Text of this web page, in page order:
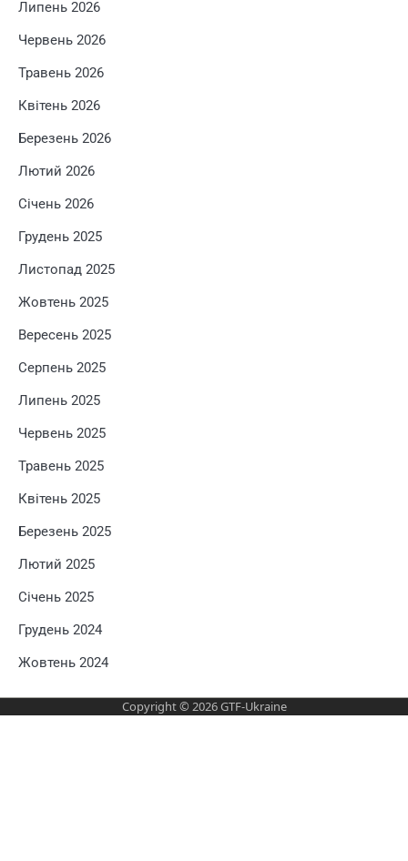
Липень 2026
Червень 2026
Травень 2026
Квітень 2026
Березень 2026
Лютий 2026
Січень 2026
Грудень 2025
Листопад 2025
Жовтень 2025
Вересень 2025
Серпень 2025
Липень 2025
Червень 2025
Травень 2025
Квітень 2025
Березень 2025
Лютий 2025
Січень 2025
Грудень 2024
Жовтень 2024
Copyright © 2026GTF-Ukraine